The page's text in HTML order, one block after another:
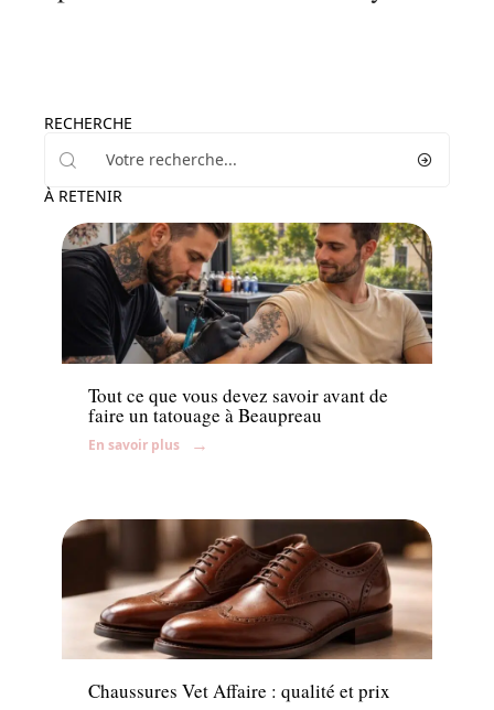
RECHERCHE
À RETENIR
News
Tout ce que vous devez savoir avant de
faire un tatouage à Beaupreau
En savoir plus
Accessoires
Chaussures Vet Affaire : qualité et prix